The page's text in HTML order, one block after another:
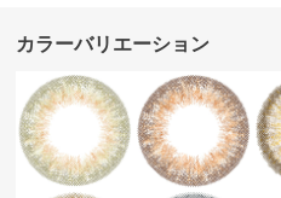
カラーバリエーション